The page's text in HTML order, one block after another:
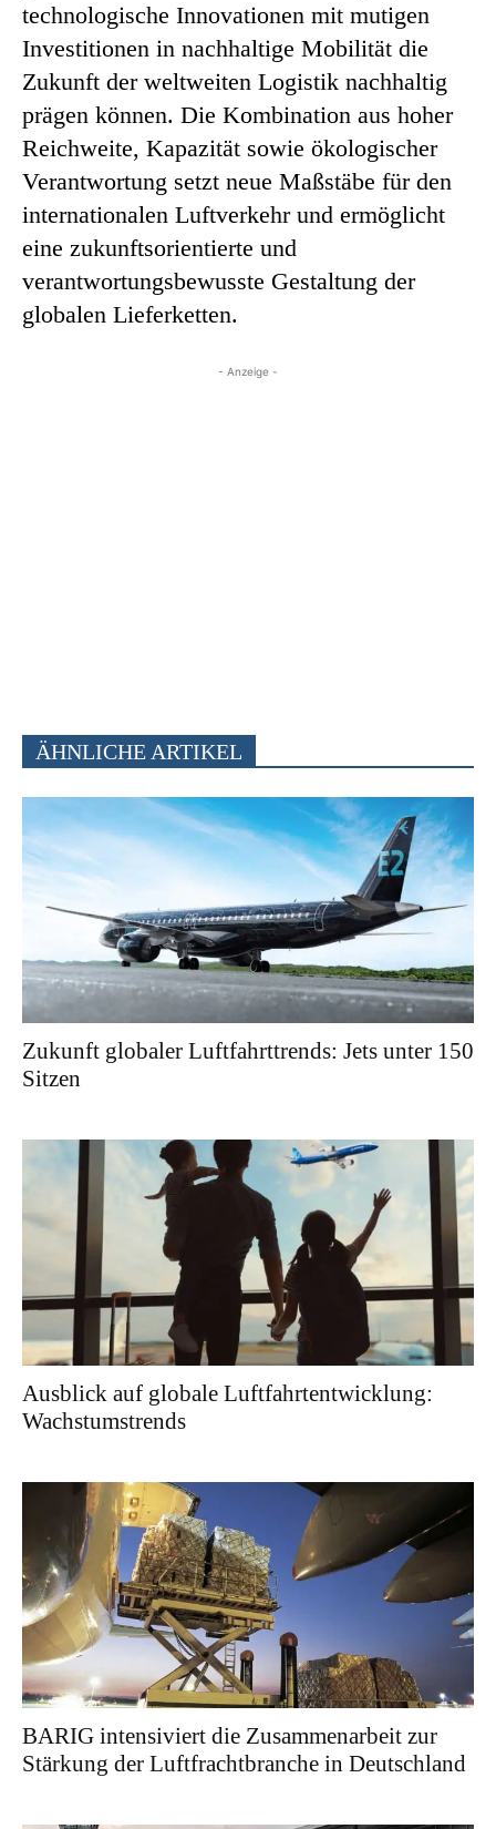
technologische Innovationen mit mutigen
Investitionen in nachhaltige Mobilität die
Zukunft der weltweiten Logistik nachhaltig
prägen können. Die Kombination aus hoher
Reichweite, Kapazität sowie ökologischer
Verantwortung setzt neue Maßstäbe für den
internationalen Luftverkehr und ermöglicht
eine zukunftsorientierte und
verantwortungsbewusste Gestaltung der
globalen Lieferketten.
- Anzeige -
ÄHNLICHE ARTIKEL
Zukunft globaler Luftfahrttrends: Jets unter 150
Sitzen
Ausblick auf globale Luftfahrtentwicklung:
Wachstumstrends
BARIG intensiviert die Zusammenarbeit zur
Stärkung der Luftfrachtbranche in Deutschland